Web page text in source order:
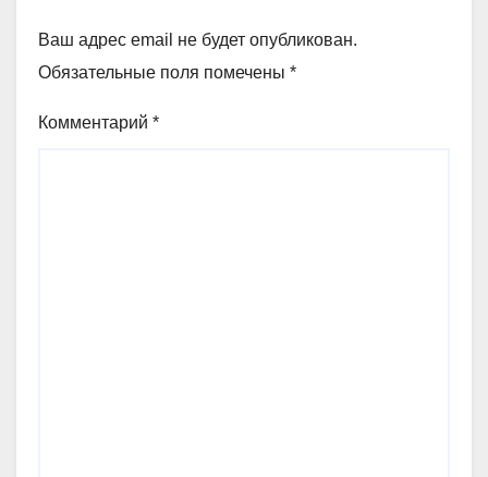
Ваш адрес email не будет опубликован.
Обязательные поля помечены *
Комментарий *